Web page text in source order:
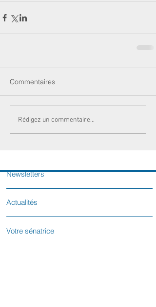
Commentaires
Rédigez un commentaire...
Newsletters
Actualités
Votre sénatrice